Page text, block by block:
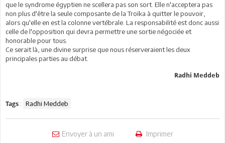
que le syndrome égyptien ne scellera pas son sort. Elle n'acceptera pas
non plus d'être la seule composante de la Troïka à quitter le pouvoir,
alors qu'elle en est la colonne vertébrale. La responsabilité est donc aussi
celle de l'opposition qui devra permettre une sortie négociée et
honorable pour tous.
Ce serait là, une divine surprise que nous réserveraient les deux
principales parties au débat.
Radhi Meddeb
Tags : Radhi Meddeb
Envoyer à un ami Imprimer